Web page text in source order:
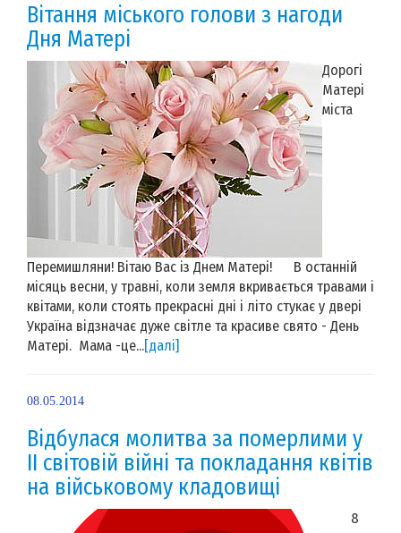
Вітання міського голови з нагоди
Дня Матері
Дорогі
Матері
міста
Перемишляни! Вітаю Вас із Днем Матері! В останній
місяць весни, у травні, коли земля вкривається травами і
квітами, коли стоять прекрасні дні і літо стукає у двері
Україна відзначає дуже світле та красиве свято - День
Матері. Мама -це...[далі]
08.05.2014
Відбулася молитва за померлими у
ІІ світовій війні та покладання квітів
на військовому кладовищі
8